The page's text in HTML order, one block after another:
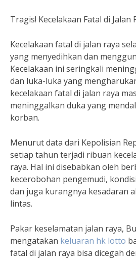
Tragis! Kecelakaan Fatal di Jalan
Kecelakaan fatal di jalan raya
yang menyedihkan dan
Kecelakaan ini seringkali
dan luka-luka yang
kecelakaan fatal di jalan raya
meninggalkan duka yang
korban.
Menurut data dari Kepolisian
setiap tahun terjadi ribuan
raya. Hal ini disebabkan oleh
kecerobohan pengemudi,
dan juga kurangnya kesadaran
lintas.
Pakar keselamatan jalan raya,
mengatakan keluaran hk lotto
fatal di jalan raya bisa dicegah